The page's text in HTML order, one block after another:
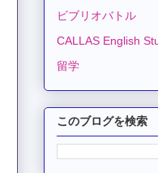
ビブリオバトル
CALLAS English
留学
このブログを検索